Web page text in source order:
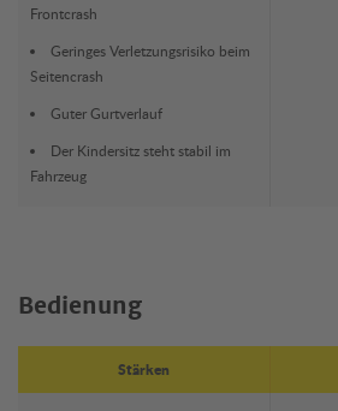
Frontcrash
Geringes Verletzungsrisiko beim
Seitencrash
Guter Gurtverlauf
Der Kindersitz steht stabil im
Fahrzeug
Bedienung
Stärken